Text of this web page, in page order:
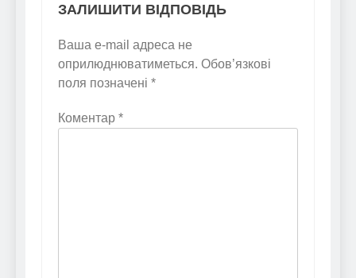
ЗАЛИШИТИ ВІДПОВІДЬ
Ваша e-mail адреса не
оприлюднюватиметься. Обов’язкові
поля позначені *
Коментар *